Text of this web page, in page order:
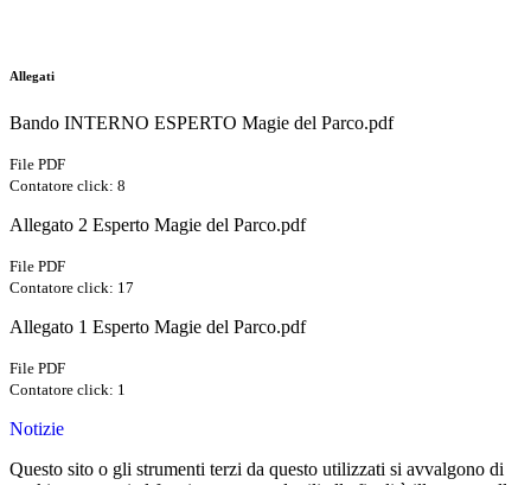
Allegati
Bando INTERNO ESPERTO Magie del Parco.pdf
File PDF
Contatore click: 8
Allegato 2 Esperto Magie del Parco.pdf
File PDF
Contatore click: 17
Allegato 1 Esperto Magie del Parco.pdf
File PDF
Contatore click: 1
Notizie
Questo sito o gli strumenti terzi da questo utilizzati si avvalgono di